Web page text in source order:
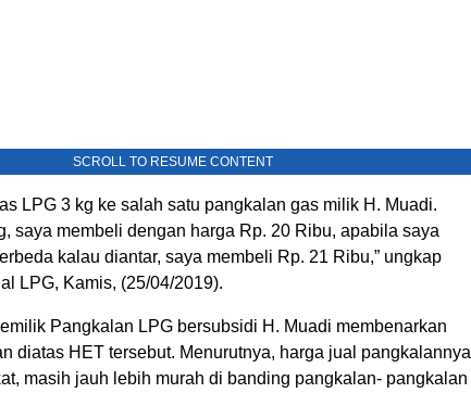
SCROLL TO RESUME CONTENT
LPG 3 kg ke salah satu pangkalan gas milik H. Muadi.
saya membeli dengan harga Rp. 20 Ribu, apabila saya
kalau diantar, saya membeli Rp. 21 Ribu,” ungkap
LPG, Kamis, (25/04/2019).
Pangkalan LPG bersubsidi H. Muadi membenarkan
diatas HET tersebut. Menurutnya, harga jual pangkalannya
masih jauh lebih murah di banding pangkalan- pangkalan